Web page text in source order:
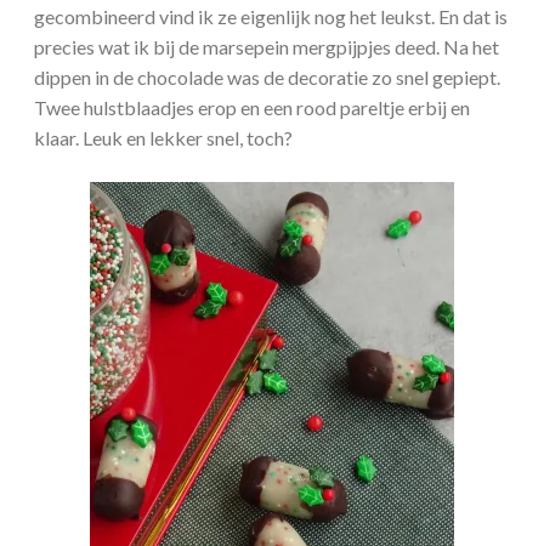
gecombineerd vind ik ze eigenlijk nog het leukst. En dat is
precies wat ik bij de marsepein mergpijpjes deed. Na het
dippen in de chocolade was de decoratie zo snel gepiept.
Twee hulstblaadjes erop en een rood pareltje erbij en
klaar. Leuk en lekker snel, toch?